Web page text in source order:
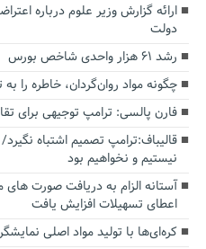
ارائه گزارش وزیر علوم درباره
دولت
رشد ۶۱ هزار واحدی شاخص بورس
چگونه مواد روان‌گردان، خاطره را
فارن پالسی: ترامپ توجیهی برای
قالیباف:ترامپ تصمیم اشتباه
نیستیم و نخواهیم بود
اعطای تسهیلات افزایش یافت
کره‌ای‌ها با تولید مواد اصلی